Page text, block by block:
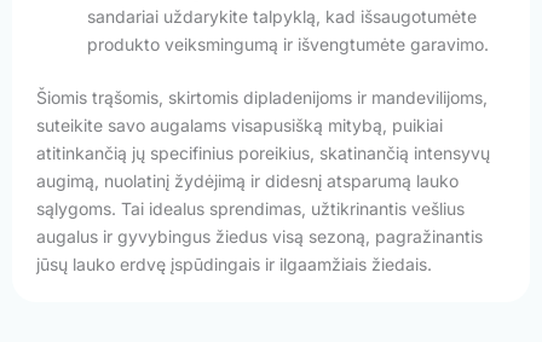
sandariai uždarykite talpyklą, kad išsaugotumėte
produkto veiksmingumą ir išvengtumėte garavimo.
Šiomis trąšomis, skirtomis dipladenijoms ir mandevilijoms,
suteikite savo augalams visapusišką mitybą, puikiai
atitinkančią jų specifinius poreikius, skatinančią intensyvų
augimą, nuolatinį žydėjimą ir didesnį atsparumą lauko
sąlygoms. Tai idealus sprendimas, užtikrinantis vešlius
augalus ir gyvybingus žiedus visą sezoną, pagražinantis
jūsų lauko erdvę įspūdingais ir ilgaamžiais žiedais.